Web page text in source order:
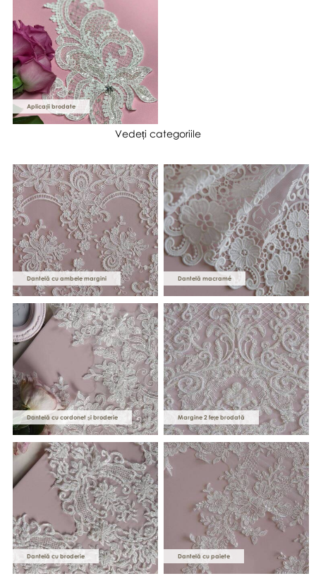
Aplicații brodate
Vedeți categoriile
Dantelă cu ambele margini Dantelă macramé
Dantelă cu cordonet și broderie Margine 2 fețe brodată
Dantelă cu broderie Dantelă cu paiete